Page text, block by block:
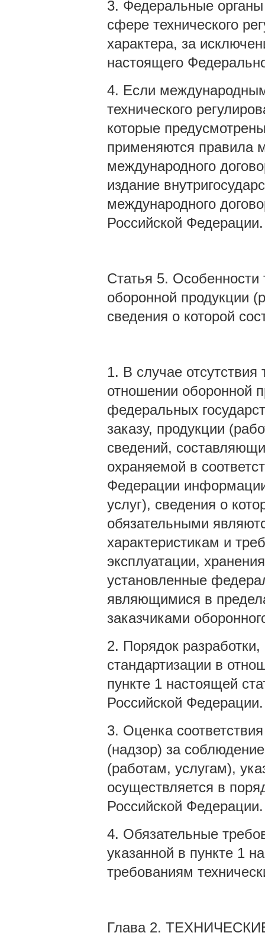
3. Федеральные органы
сфере технического
характера, за
настоящего
4. Если
технического
которые
применяются правила
международного
издание
международного
Российской Федерации.
Статья 5. Особенности
оборонной продукции
сведения о которой
1. В случае отсутствия
отношении оборонной
федеральных
заказу, продукции
сведений,
охраняемой в
Федерации информации
услуг), сведения о
обязательными
характеристикам и
эксплуатации,
установленные
являющимися в
заказчиками
2. Порядок
стандартизации в
пункте 1 настоящей
Российской Федерации.
3. Оценка
(надзор) за
(работам, услугам),
осуществляется в
Российской Федерации.
4. Обязательные
указанной в пункте 1
требованиям
Глава 2.